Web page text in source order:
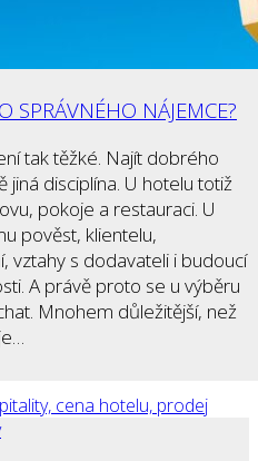
SPRÁVNÉHO NÁJEMCE?
tak těžké. Najít dobrého
jiná disciplína. U hotelu totiž
pokoje a restauraci. U
pověst, klientelu,
vztahy s dodavateli i budoucí
A právě proto se u výběru
Mnohem důležitější, než